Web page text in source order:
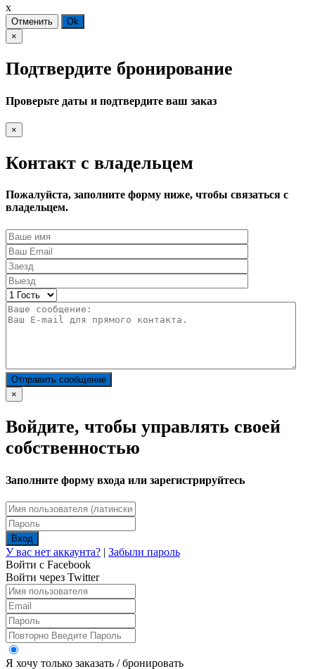
x
Отменить
Ok
×
Подтвердите бронирование
Проверьте даты и подтвердите ваш заказ
×
Контакт с владельцем
Пожалуйста, заполните форму ниже, чтобы связаться с
владельцем.
Отправить сообщение
×
Войдите, чтобы управлять своей
собственностью
Заполните форму входа или зарегистрируйтесь
Вход
У вас нет аккаунта? | Забыли пароль
Войти с Facebook
Войти через Twitter
Я хочу только заказать / бронировать